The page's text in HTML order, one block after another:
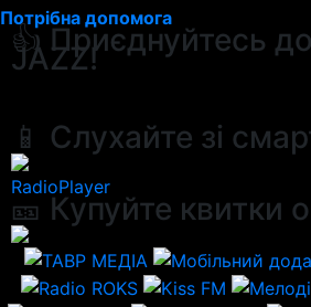
Потрібна допомога
👍 Приєднуйтесь
JAZZ!
📱 Слухайте зі
RadioPlayer
🎫 Купуйте квитки